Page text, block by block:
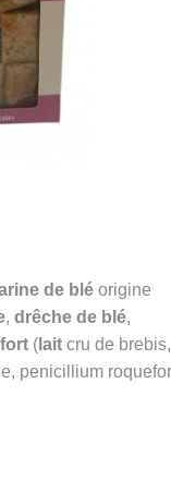
de blé origine
, drêche de blé,
( lait cru de
penicillium